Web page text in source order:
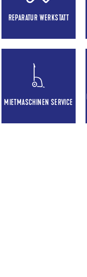
REPARATUR WERKSTATT
MIETMASCHINEN SERVICE